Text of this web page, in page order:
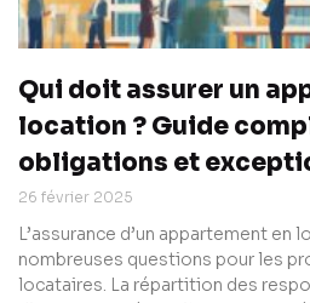
Qui doit assurer un
location ? Guide
obligations et
26 février 2025
L’assurance d’un appartement en
nombreuses questions pour les
locataires. La répartition des